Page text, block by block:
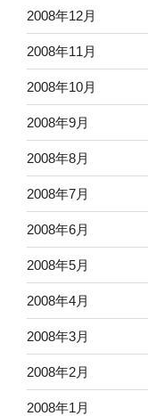
2008年12月
2008年11月
2008年10月
2008年9月
2008年8月
2008年7月
2008年6月
2008年5月
2008年4月
2008年3月
2008年2月
2008年1月